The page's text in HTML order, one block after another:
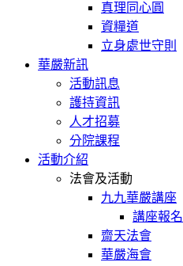
真理同心圓
資糧道
立身處世守則
華嚴新訊
活動訊息
護持資訊
人才招募
分院課程
活動介紹
法會及活動
九九華嚴講座
講座報名
齋天法會
華嚴海會